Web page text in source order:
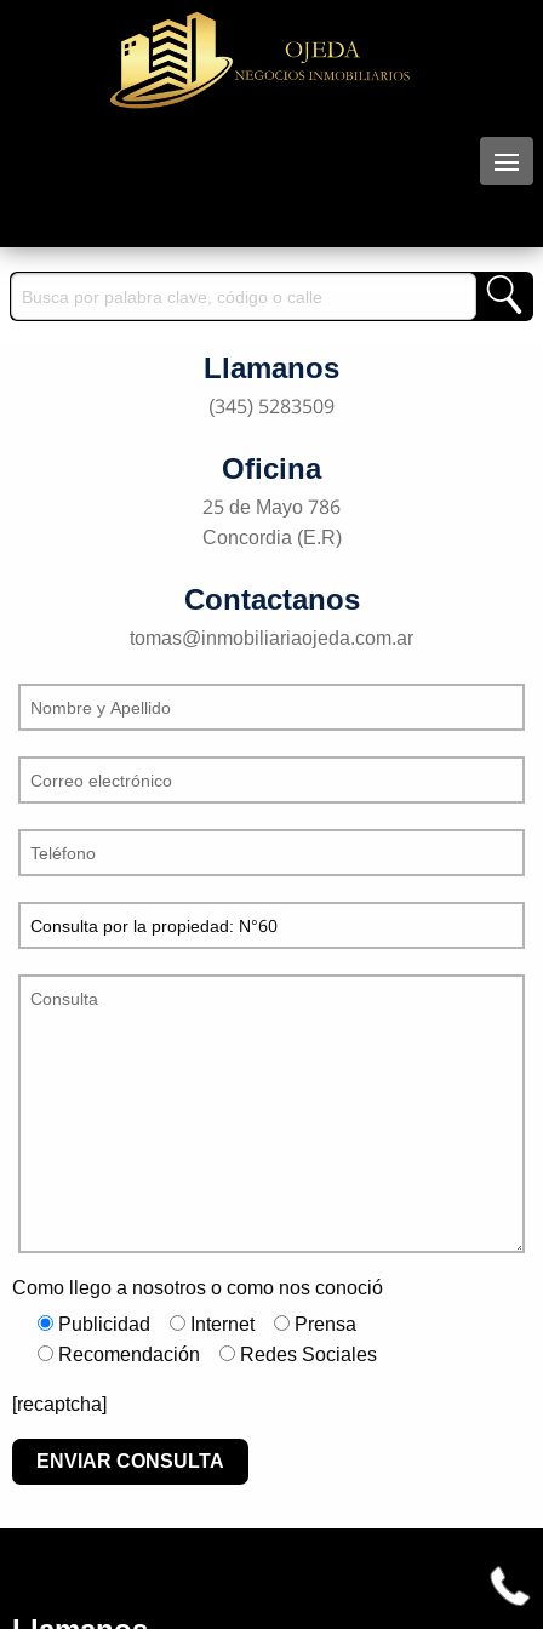
Llamanos
(345) 5283509
Oficina
25 de Mayo 786
Concordia (E.R)
Contactanos
tomas@inmobiliariaojeda.com.ar
Como llego a nosotros o como nos conoció
Publicidad
Internet
Prensa
Recomendación
Redes Sociales
[recaptcha]